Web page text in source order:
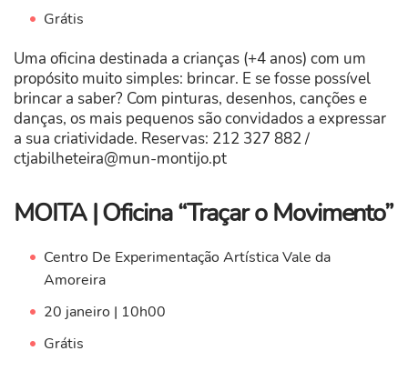
Grátis
Uma oficina destinada a crianças (+4 anos) com um
propósito muito simples: brincar. E se fosse possível
brincar a saber? Com pinturas, desenhos, canções e
danças, os mais pequenos são convidados a expressar
a sua criatividade. Reservas: 212 327 882 /
ctjabilheteira@mun-montijo.pt
MOITA | Oficina “Traçar o Movimento”
Centro De Experimentação Artística Vale da
Amoreira
20 janeiro | 10h00
Grátis